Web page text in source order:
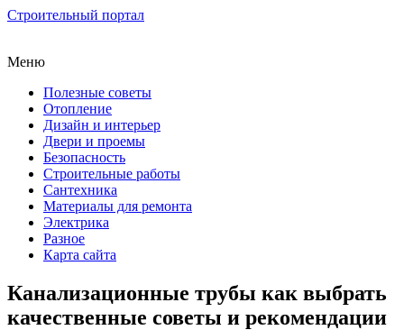
Строительный портал
Меню
Полезные советы
Отопление
Дизайн и интерьер
Двери и проемы
Безопасность
Строительные работы
Сантехника
Материалы для ремонта
Электрика
Разное
Карта сайта
Канализационные трубы как выбрать
качественные советы и рекомендации